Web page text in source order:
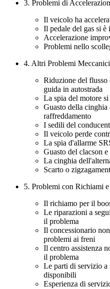
3. Problemi di
Il veicolo ha
Il pedale del gas si è
Accelerazione
Problemi nello
4. Altri Problemi
Riduzione del flusso
guida in autostrada
La spia del motore si
Guasto della cinghia
raffreddamento
I sedili del
Il veicolo perde
La spia d'allarme
Guasto del clacson
La cinghia
Scarto o
5. Problemi con Richiami
Il richiamo per il
Le riparazioni a
il problema
Il concessionario
problemi ai freni
Il centro assistenza
il problema
Le parti di servizio a
disponibili
Esperienza di